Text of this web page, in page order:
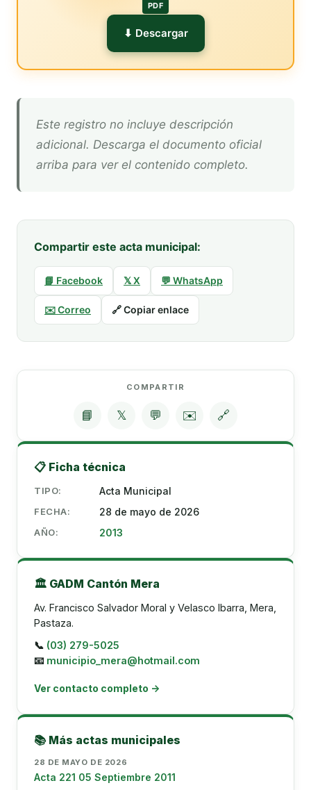
PDF
⬇ Descargar
Este registro no incluye descripción
adicional. Descarga el documento oficial
arriba para ver el contenido completo.
Compartir este acta municipal:
📘 Facebook 𝕏 X 💬 WhatsApp
✉️ Correo 🔗 Copiar enlace
COMPARTIR
📘 𝕏 💬 ✉️ 🔗
📋 Ficha técnica
TIPO: Acta Municipal
FECHA: 28 de mayo de 2026
AÑO: 2013
🏛️ GADM Cantón Mera
Av. Francisco Salvador Moral y Velasco Ibarra, Mera,
Pastaza.
📞 (03) 279-5025
📧 municipio_mera@hotmail.com
Ver contacto completo →
📚 Más actas municipales
28 DE MAYO DE 2026
Acta 221 05 Septiembre 2011